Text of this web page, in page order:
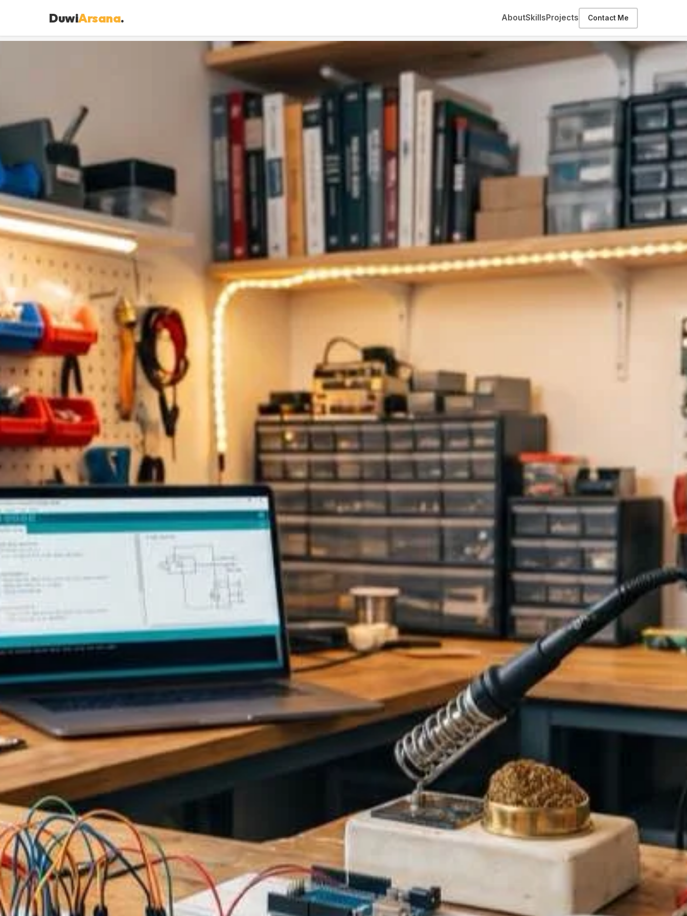
DuwiArsana. AboutSkillsProjects Contact Me